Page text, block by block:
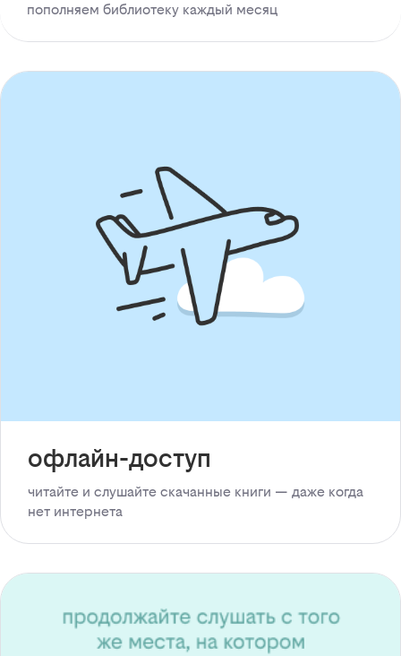
пополняем библиотеку каждый месяц
офлайн-доступ
читайте и слушайте скачанные книги — даже когда
нет интернета